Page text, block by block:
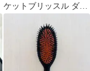
ケットブリッスル ダー
クルビー ヘアブラシ